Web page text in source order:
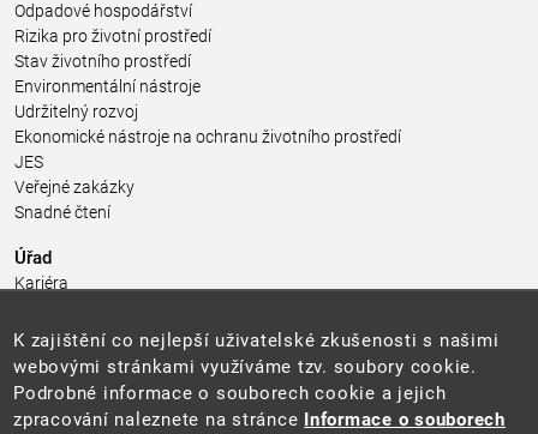
Odpadové hospodářství
Rizika pro životní prostředí
Stav životního prostředí
Environmentální nástroje
Udržitelný rozvoj
Ekonomické nástroje na ochranu životního prostředí
JES
Veřejné zakázky
Snadné čtení
Úřad
Kariéra
Pro média a veřejnost
Povinně zveřejňované informace
Kontakty
Přistupnost budovy úřadu MŽP
(PDF, 204 kB)
K zajištění co nejlepší uživatelské zkušenosti s našimi
webovými stránkami využíváme tzv. soubory cookie.
Podrobné informace o souborech cookie a jejich
zpracování naleznete na stránce Informace o souborech